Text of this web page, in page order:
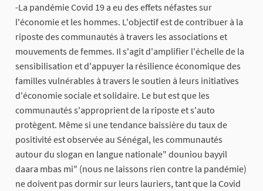
-La pandémie Covid 19 a eu des effets néfastes sur
l'économie et les hommes. L'objectif est de contribuer à la
riposte des communautés à travers les associations et
mouvements de femmes. Il s'agit d'amplifier l'échelle de la
sensibilisation et d'appuyer la résilience économique des
familles vulnérables à travers le soutien à leurs initiatives
d'économie sociale et solidaire. Le but est que les
communautés s'approprient de la riposte et s'auto
protègent. Même si une tendance baissière du taux de
positivité est observée au Sénégal, les communautés
autour du slogan en langue nationale" douniou bayyil
daara mbas mi" (nous ne laissons rien contre la pandémie)
ne doivent pas dormir sur leurs lauriers, tant que la Covid